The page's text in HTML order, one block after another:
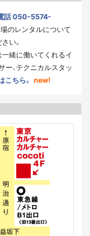
話 050-5574-
場のレンタルについて
い。
緒に働いてくれるイ
ー、テクニカルスタッ
こちら。 new!